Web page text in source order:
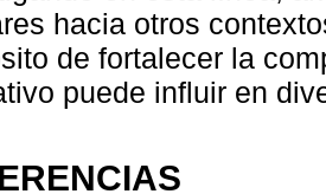
hacia otros
de fortalecer la
puede influir en